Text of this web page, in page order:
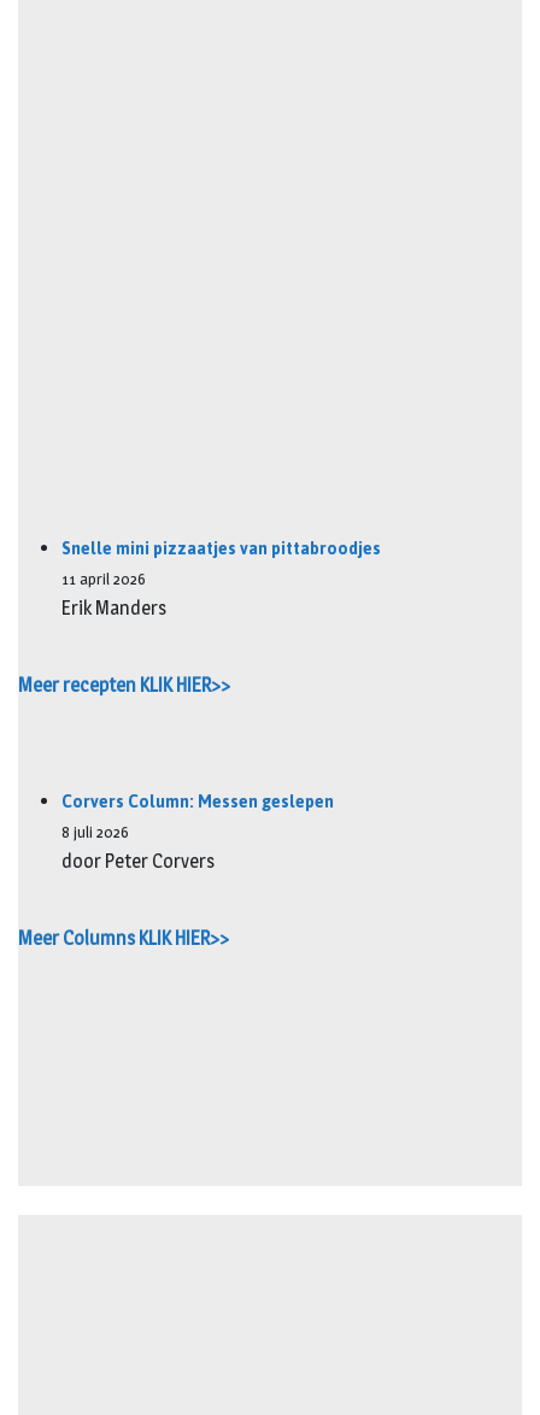
Snelle mini pizzaatjes van pittabroodjes
11 april 2026
Erik Manders
Meer recepten KLIK HIER>>
Corvers Column: Messen geslepen
8 juli 2026
door Peter Corvers
Meer Columns KLIK HIER>>